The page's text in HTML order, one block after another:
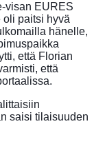
visan EURES
oli paitsi hyvä
hänelle,
että Florian
että
saisi tilaisuuden